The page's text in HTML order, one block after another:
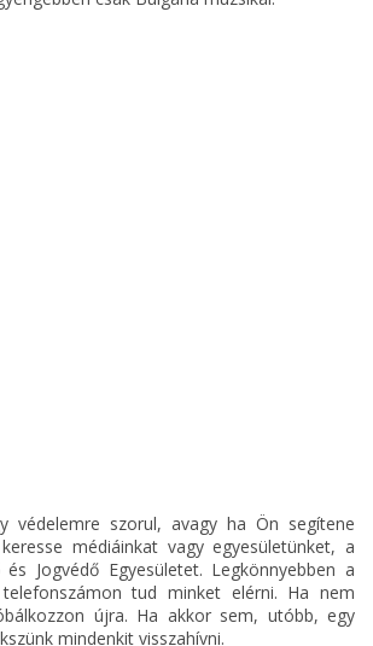
védelemre szorul, avagy ha Ön segítene
médiáinkat vagy egyesületünket, a
és Jogvédő Egyesületet. Legkönnyebben a
telefonszámon tud minket elérni. Ha nem
újra. Ha akkor sem, utóbb, egy
mindenkit visszahívni.